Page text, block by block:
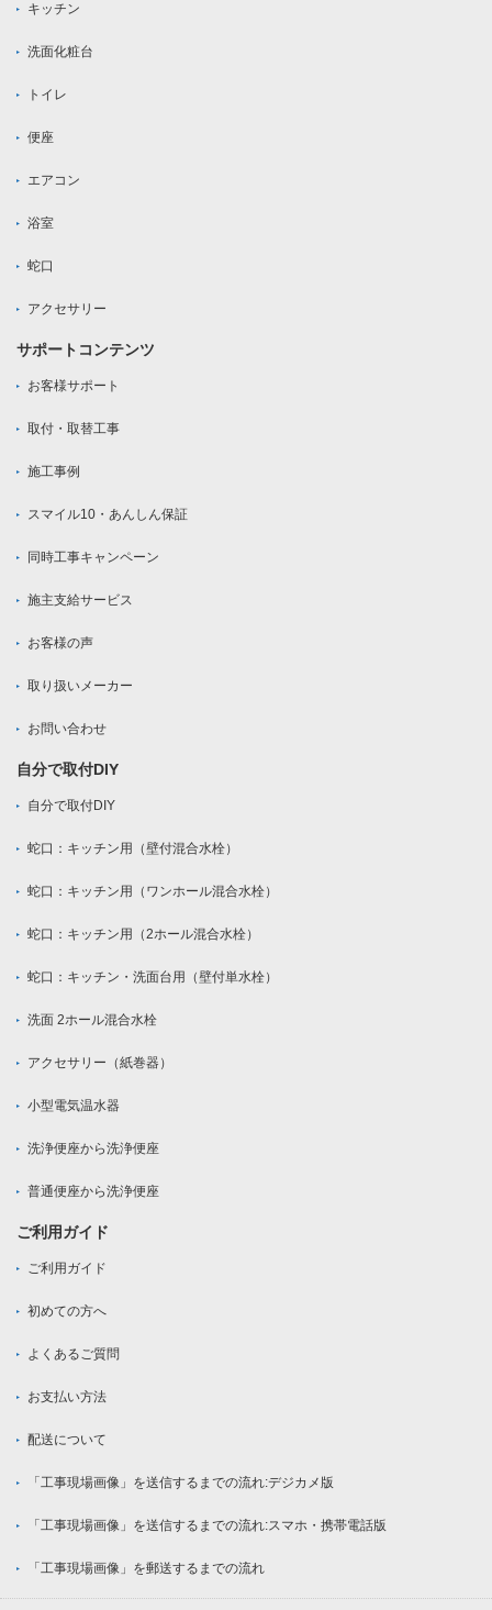
キッチン
洗面化粧台
トイレ
便座
エアコン
浴室
蛇口
アクセサリー
サポートコンテンツ
お客様サポート
取付・取替工事
施工事例
スマイル10・あんしん保証
同時工事キャンペーン
施主支給サービス
お客様の声
取り扱いメーカー
お問い合わせ
自分で取付DIY
自分で取付DIY
蛇口：キッチン用（壁付混合水栓）
蛇口：キッチン用（ワンホール混合水栓）
蛇口：キッチン用（2ホール混合水栓）
蛇口：キッチン・洗面台用（壁付単水栓）
洗面 2ホール混合水栓
アクセサリー（紙巻器）
小型電気温水器
洗浄便座から洗浄便座
普通便座から洗浄便座
ご利用ガイド
ご利用ガイド
初めての方へ
よくあるご質問
お支払い方法
配送について
「工事現場画像」を送信するまでの流れ:デジカメ版
「工事現場画像」を送信するまでの流れ:スマホ・携帯電話版
「工事現場画像」を郵送するまでの流れ